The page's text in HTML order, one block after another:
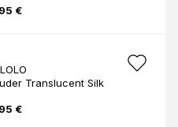
€
Translucent Silk
€